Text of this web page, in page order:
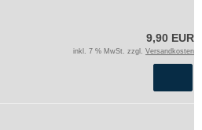
9,90 EUR
inkl. 7 % MwSt. zzgl. Versandkosten